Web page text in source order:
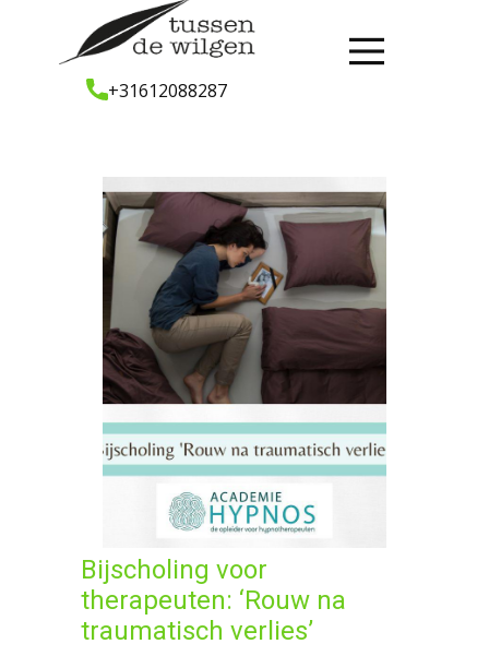
+31612088287
Bijscholing voor
therapeuten: ‘Rouw na
traumatisch verlies’